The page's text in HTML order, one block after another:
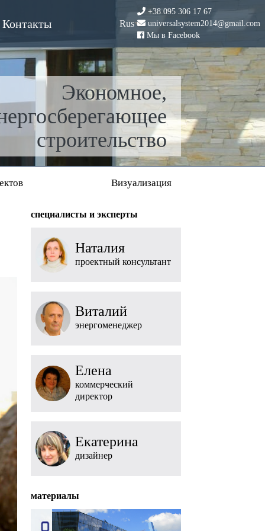
Rus
Контакты
+38 095 306 17 67
universalsystem2014@gmail.com
Мы в Facebook
Экономное,
строительство
Визуализация
cпециалисты и эксперты
Наталия
проектный консультант
Виталий
энергоменеджер
Елена
коммерческий
директор
Екатерина
дизайнер
материалы